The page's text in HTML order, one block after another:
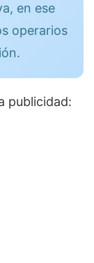
en ese
operarios
publicidad: